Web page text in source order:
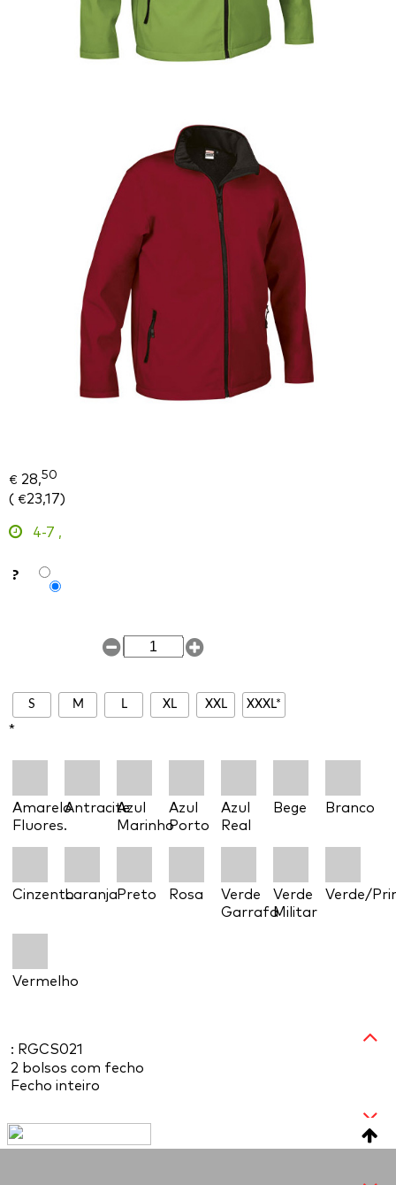
€ 28,50
( €23,17)
4-7 ,
?
S M L XL XXL XXXL*
*
Amarelo
Fluores.
Antracite
Azul
Marinho
Azul
Porto
Azul
Real
Bege Branco
CinzentoLaranjaPreto Rosa
Verde
Garrafa
Verde
Militar
Verde/
Vermelho
: RGCS021
2 bolsos com fecho
Fecho inteiro